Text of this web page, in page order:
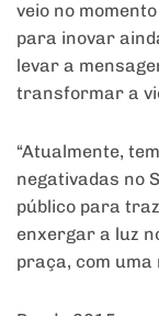
veio no
para inovar
levar a
transformar a
“Atualmente,
negativadas no
público para
enxergar a luz
praça, com uma